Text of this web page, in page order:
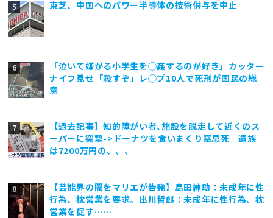
東芝、中国へのパワー半導体の技術供与を中止
「泣いて嫌がる小学生を◯姦するのが好き」カッター
ナイフ見せ「殺すぞ」レ◯プ10人で死刑が国民の総
意
【過去記事】知的障がい者､施設を脱走して近くのス
ーパーに突撃->ドーナツを食いまくり窒息死 遺族
は7200万円の、、、
【芸能界の闇をマリエが告発】島田紳助：未成年に性
行為、枕営業を要求。出川哲郎：未成年に性行為、枕
営業を促す……